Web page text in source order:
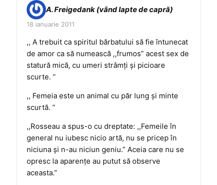
A. Freigedank (vând lapte de capră)
18 ianuarie 2011
,, A trebuit ca spiritul bărbatului să fie întunecat
de amor ca să numească ,,frumos” acest sex de
statură mică, cu umeri strâmţi şi picioare
scurte. “
,, Femeia este un animal cu păr lung şi minte
scurtă. “
,,Rosseau a spus-o cu dreptate: ,,Femeile în
general nu iubesc nicio artă, nu se pricep în
niciuna şi n-au niciun geniu.” Aceia care nu se
opresc la aparenţe au putut să observe
aceasta.”